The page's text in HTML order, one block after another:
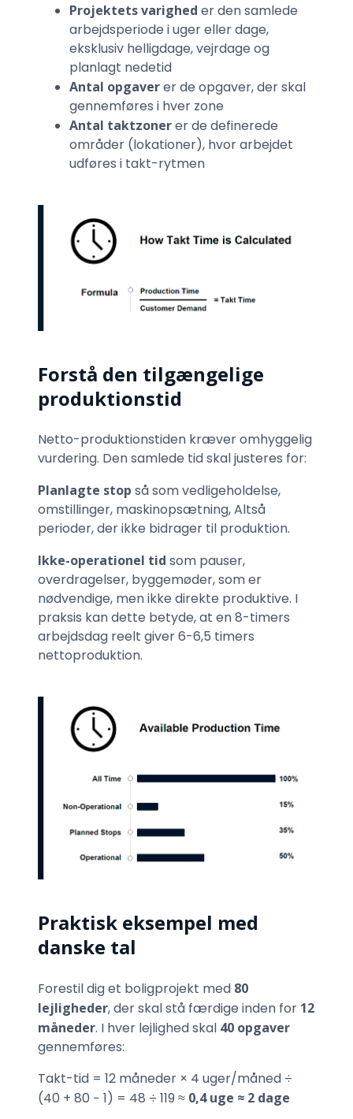
Projektets varighed er den samlede
arbejdsperiode i uger eller dage,
eksklusiv helligdage, vejrdage og
planlagt nedetid
Antal opgaverer de opgaver, der skal
gennemføres i hver zone
Antal taktzonerer de definerede
områder (lokationer), hvor arbejdet
udføres i takt-rytmen
Forstå den tilgængelige
produktionstid
Netto-produktions­tiden kræver omhyggelig
vurdering. Den samlede tid skal justeres for:
Planlagte stop så som vedligeholdelse,
omstillinger, maskinopsætning, Altså
perioder, der ikke bidrager til produktion.
Ikke-operationel tid som pauser,
overdragelser, byggemøder, som er
nødvendige, men ikke direkte produktive. I
praksis kan dette betyde, at en 8-timers
arbejdsdag reelt giver 6-6,5 timers
nettoproduktion.
Praktisk eksempel med
danske tal
Forestil dig et boligprojekt med 80
lejligheder, der skal stå færdige inden for 12
måneder. I hver lejlighed skal 40 opgaver
gennemføres:
Takt-tid = 12 måneder × 4 uger/måned ÷
(40 + 80 − 1) = 48 ÷ 119 ≈ 0,4 uge ≈ 2 dage